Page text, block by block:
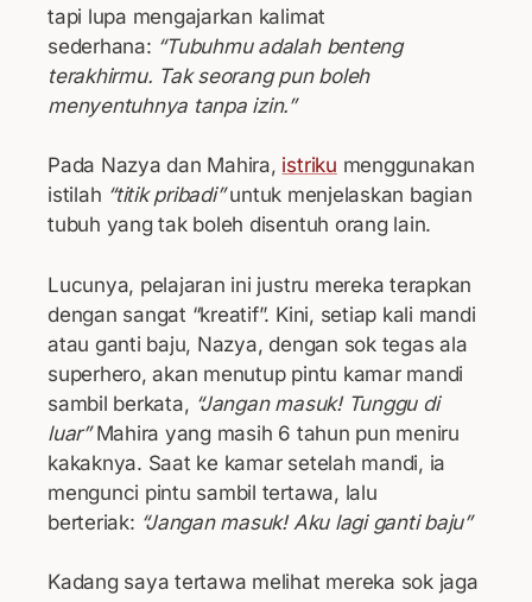
tapi lupa mengajarkan kalimat
sederhana: “Tubuhmu adalah benteng
terakhirmu. Tak seorang pun boleh
menyentuhnya tanpa izin.”
Pada Nazya dan Mahira, istriku menggunakan
istilah “titik pribadi”untuk menjelaskan bagian
tubuh yang tak boleh disentuh orang lain.
Lucunya, pelajaran ini justru mereka terapkan
dengan sangat “kreatif”. Kini, setiap kali mandi
atau ganti baju, Nazya, dengan sok tegas ala
superhero, akan menutup pintu kamar mandi
sambil berkata, “Jangan masuk! Tunggu di
luar”Mahira yang masih 6 tahun pun meniru
kakaknya. Saat ke kamar setelah mandi, ia
mengunci pintu sambil tertawa, lalu
berteriak: “Jangan masuk! Aku lagi ganti baju”
Kadang saya tertawa melihat mereka sok jaga